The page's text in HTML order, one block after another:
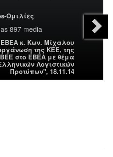
Ομιλίες
897 media
κ. Κων. Μίχαλου
της ΚΕΕ, της
στο ΕΒΕΑ με θέμα
Λογιστικών
Προτύπων", 18.11.14